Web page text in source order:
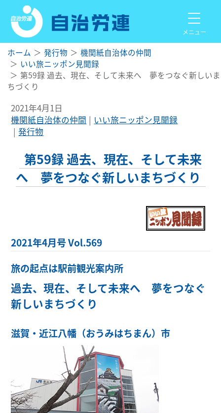
メニュー
ホーム 発行物
機関紙自治体の仲間
いい旅ニッポン見聞録
第59録 過去、現在、そして未来へ 夢をつなぐ新しいま
ちづくり
2021年4月1日
機関紙自治体の仲間
いい旅ニッポン見聞録
発行物
第59録 過去、現在、そして未来
へ 夢をつなぐ新しいまちづくり
2021年4月号 Vol.569
旅の起点は駅前観光案内所
過去、現在、そして未来へ 夢をつなぐ
新しいまちづくり
滋賀・近江八幡（おうみはちまん）市